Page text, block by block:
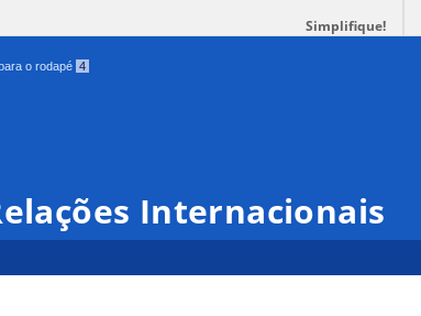
Simplifique!
o rodapé 4
Internacionais